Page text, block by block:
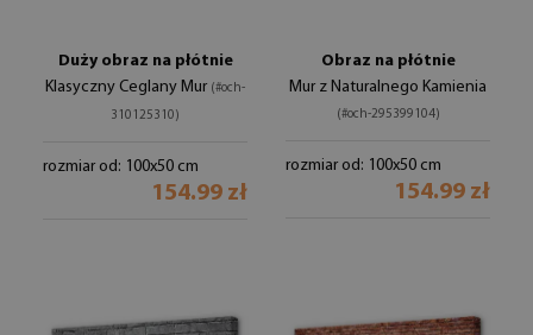
Duży obraz na płótnie
Klasyczny Ceglany Mur (#och-
310125310)
rozmiar od: 100x50 cm
154.99 zł
Obraz na płótnie
Mur z Naturalnego Kamienia
(#och-295399104)
rozmiar od: 100x50 cm
154.99 zł